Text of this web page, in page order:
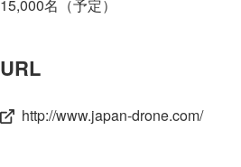
15,000名（予定）
URL
http://www.japan-drone.com/